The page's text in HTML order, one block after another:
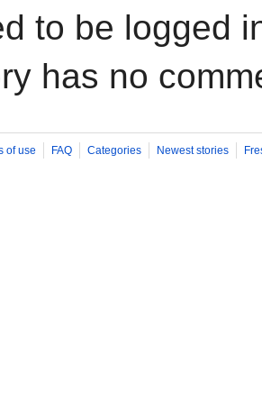
to be logged
has no
of use FAQ Categories Newest stories